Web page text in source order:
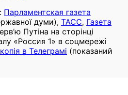
Парламентская газета
думи), ТАСС, Газета
Путіна на сторінці
«Россия 1» в соцмережі
копія в Телеграмі (показаний